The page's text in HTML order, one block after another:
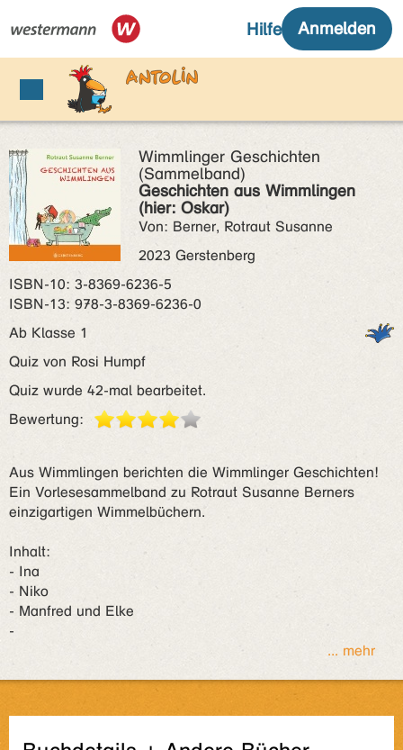
Wimmlinger Geschichten
(Sammelband)
Geschichten aus Wimmlingen
(hier: Oskar)
Von: Berner, Rotraut Susanne
2023 Gerstenberg
ISBN‑10: 3-8369-6236-5
ISBN‑13: 978-3-8369-6236-0
Ab Klasse 1
Quiz von Rosi Humpf
Quiz wurde 42-mal bearbeitet.
Bewertung:
Aus Wimmlingen berichten die Wimmlinger Geschichten!
Ein Vorlesesammelband zu Rotraut Susanne Berners
einzigartigen Wimmelbüchern.
Inhalt:
- Ina
- Niko
- Manfred und Elke
-
... mehr